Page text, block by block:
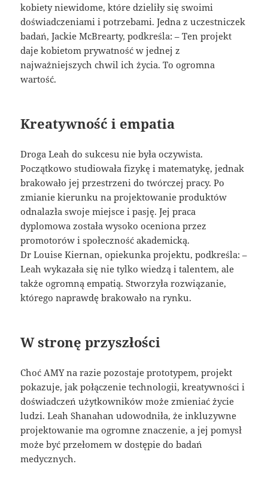
kobiety niewidome, które dzieliły się swoimi
doświadczeniami i potrzebami. Jedna z uczestniczek
badań, Jackie McBrearty, podkreśla: – Ten projekt
daje kobietom prywatność w jednej z
najważniejszych chwil ich życia. To ogromna
wartość.
Kreatywność i empatia
Droga Leah do sukcesu nie była oczywista.
Początkowo studiowała fizykę i matematykę, jednak
brakowało jej przestrzeni do twórczej pracy. Po
zmianie kierunku na projektowanie produktów
odnalazła swoje miejsce i pasję. Jej praca
dyplomowa została wysoko oceniona przez
promotorów i społeczność akademicką.
Dr Louise Kiernan, opiekunka projektu, podkreśla: –
Leah wykazała się nie tylko wiedzą i talentem, ale
także ogromną empatią. Stworzyła rozwiązanie,
którego naprawdę brakowało na rynku.
W stronę przyszłości
Choć AMY na razie pozostaje prototypem, projekt
pokazuje, jak połączenie technologii, kreatywności i
doświadczeń użytkowników może zmieniać życie
ludzi. Leah Shanahan udowodniła, że inkluzywne
projektowanie ma ogromne znaczenie, a jej pomysł
może być przełomem w dostępie do badań
medycznych.